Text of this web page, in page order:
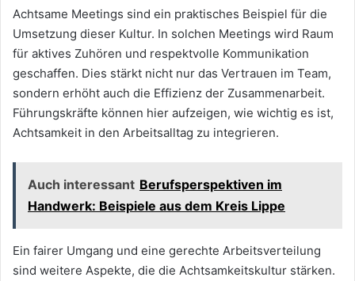
Achtsame Meetings sind ein praktisches Beispiel für die
Umsetzung dieser Kultur. In solchen Meetings wird Raum
für aktives Zuhören und respektvolle Kommunikation
geschaffen. Dies stärkt nicht nur das Vertrauen im Team,
sondern erhöht auch die Effizienz der Zusammenarbeit.
Führungskräfte können hier aufzeigen, wie wichtig es ist,
Achtsamkeit in den Arbeitsalltag zu integrieren.
Auch interessant Berufsperspektiven im
Handwerk: Beispiele aus dem Kreis Lippe
Ein fairer Umgang und eine gerechte Arbeitsverteilung
sind weitere Aspekte, die die Achtsamkeitskultur stärken.